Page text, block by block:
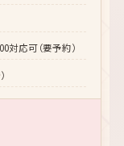
対応可（要予約）